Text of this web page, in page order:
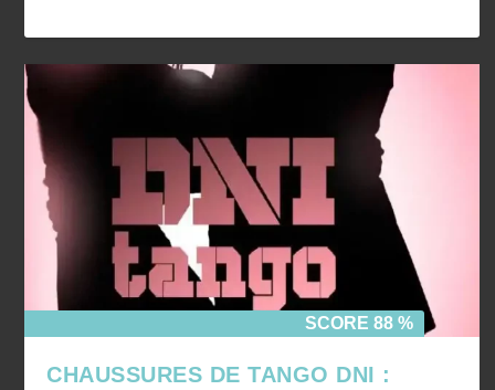
SCORE 88 %
CHAUSSURES DE TANGO DNI :